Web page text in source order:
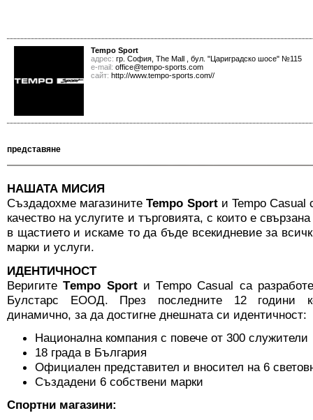
Tempo Sport
адрес: гр. София, The Mall , бул. "Цариградско шосе" №115
е-mail: office@tempo-sports.com
сайт: http://www.tempo-sports.com//
представяне
НАШАТА МИСИЯ
Създадохме магазинитеTempo Sportи Tempo Casual
качество на услугите и търговията, с които е
в щастието и искаме то да бъде всекидневие за
марки и услуги.
ИДЕНТИЧНОСТ
ВеригитеТempo Sportи Тempo Casual са
Булстарс ЕООД. През последните 12 години
динамично, за да достигне днешната си идентичност:
Национална компания с повече от 300 служители
18 града в България
Официален представител и вносител на 6
Създадени 6 собствени марки
Спортни магазини: